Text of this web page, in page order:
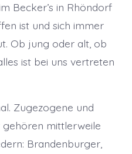
Becker’s in Rhöndorf
ist und sich immer
Ob jung oder alt, ob
ist bei uns vertreten
Zugezogene und
gehören mittlerweile
Brandenburger,